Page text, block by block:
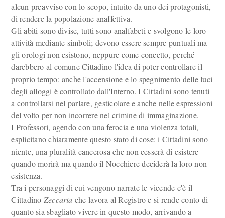
alcun preavviso con lo scopo, intuito da uno dei protagonisti,
di rendere la popolazione anaffettiva.
Gli abiti sono divise, tutti sono analfabeti e svolgono le loro
attività mediante simboli; devono essere sempre puntuali ma
gli orologi non esistono, neppure come concetto, perché
darebbero al comune Cittadino l'idea di poter controllare il
proprio tempo: anche l'accensione e lo spegnimento delle luci
degli alloggi è controllato dall'Interno. I Cittadini sono tenuti
a controllarsi nel parlare, gesticolare e anche nelle espressioni
del volto per non incorrere nel crimine di immaginazione.
I Professori, agendo con una ferocia e una violenza totali,
esplicitano chiaramente questo stato di cose: i Cittadini sono
niente, una pluralità cancerosa che non cesserà di esistere
quando morirà ma quando il Nocchiere deciderà la loro non-
esistenza.
Tra i personaggi di cui vengono narrate le vicende c'è il
Cittadino Zeccaria che lavora al Registro e si rende conto di
quanto sia sbagliato vivere in questo modo, arrivando a